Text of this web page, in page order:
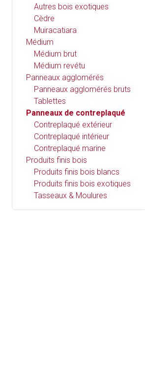
Autres bois exotiques
Cèdre
Muiracatiara
Médium
Médium brut
Médium revétu
Panneaux agglomérés
Panneaux agglomérés bruts
Tablettes
Panneaux de contreplaqué
Contreplaqué extérieur
Contreplaqué intérieur
Contreplaqué marine
Produits finis bois
Produits finis bois blancs
Produits finis bois exotiques
Tasseaux & Moulures